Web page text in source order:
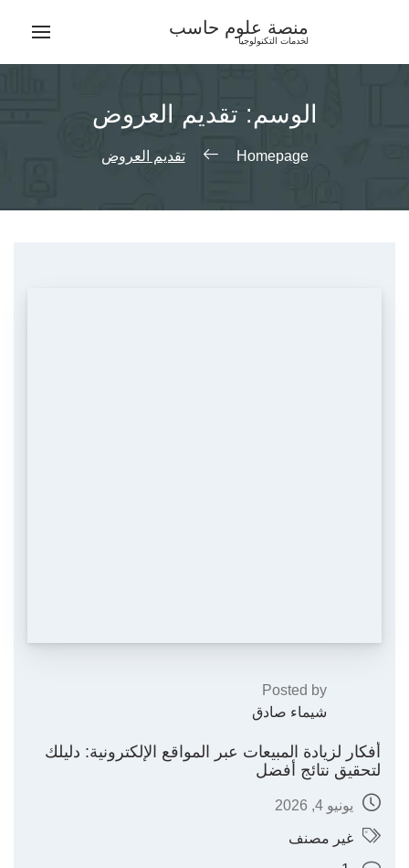
منصة علوم حاسب
لخدمات التكنولوجيا
الوسم: تقديم العروض
Homepage تقديم العروض
Posted by
شيماء صادق
أفكار لزيادة المبيعات عبر المواقع الإلكترونية: دليلك
لتحقيق نتائج أفضل
يونيو 4, 2026
غير مصنف